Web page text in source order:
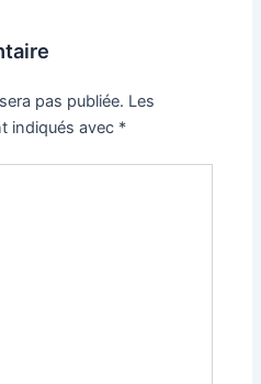
pas publiée. Les
indiqués avec *